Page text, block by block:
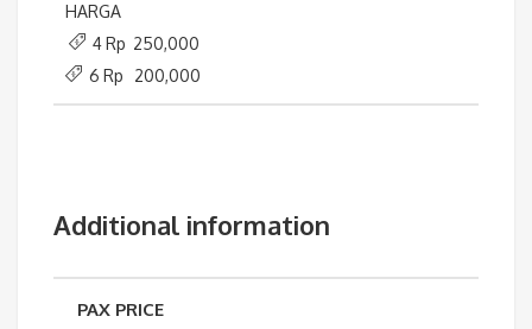
HARGA
4 Rp 250,000
6 Rp 200,000
Additional information
PAX PRICE